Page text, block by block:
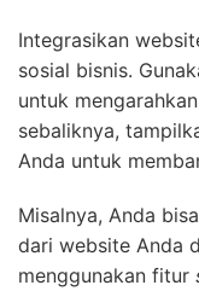
Integrasikan
sosial bisnis.
untuk
sebaliknya,
Anda untuk
Misalnya, Anda
dari website Anda
menggunakan fitur